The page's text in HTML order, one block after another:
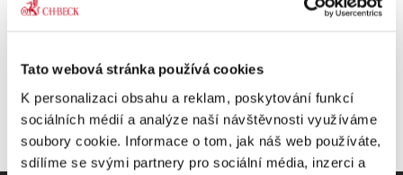
Tato webová stránka používá cookies
K personalizaci obsahu a reklam, poskytování funkcí
sociálních médií a analýze naší návštěvnosti využíváme
soubory cookie. Informace o tom, jak náš web používáte,
sdílíme se svými partnery pro sociální média, inzerci a